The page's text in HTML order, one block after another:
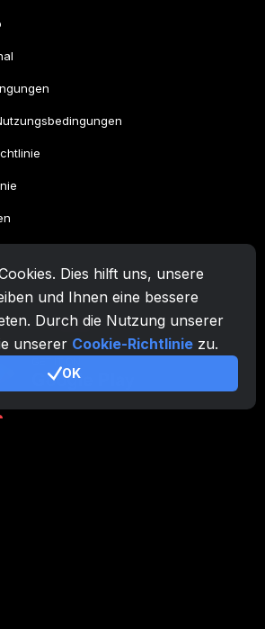
Dies hilft uns, unsere
und Ihnen eine bessere
Durch die Nutzung unserer
unserer Cookie-Richtlinie zu.
OK
Android MAX
Android PRO
Android LITE